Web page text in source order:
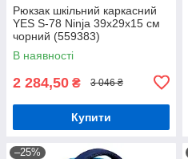
Рюкзак шкільний каркасний
YES S-78 Ninja 39х29х15 см
чорний (559383)
В наявності
2 284,50 ₴ 3 046 ₴
Купити
–25%